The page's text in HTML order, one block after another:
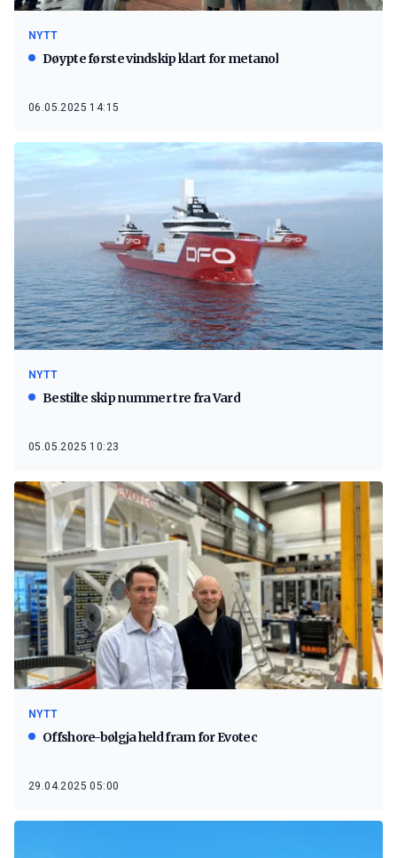
NYTT
Døypte første vindskip klart for metanol
06.05.2025 14:15
NYTT
Bestilte skip nummer tre fra Vard
05.05.2025 10:23
NYTT
Offshore-bølgja held fram for Evotec
29.04.2025 05:00